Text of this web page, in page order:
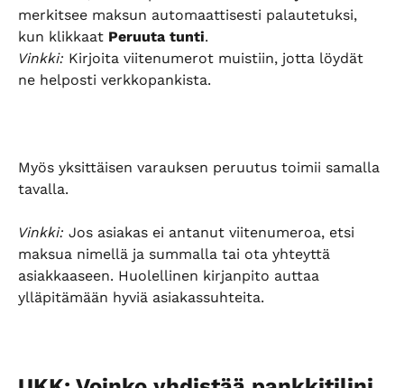
merkitsee maksun automaattisesti palautetuksi,
kun klikkaat Peruuta tunti.
Vinkki: Kirjoita viitenumerot muistiin, jotta löydät
ne helposti verkkopankista.
Myös yksittäisen varauksen peruutus toimii samalla
tavalla.
Vinkki: Jos asiakas ei antanut viitenumeroa, etsi
maksua nimellä ja summalla tai ota yhteyttä
asiakkaaseen. Huolellinen kirjanpito auttaa
ylläpitämään hyviä asiakassuhteita.